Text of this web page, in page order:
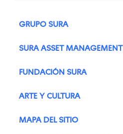
GRUPO SURA
SURA ASSET MANAGEMENT
FUNDACIÓN SURA
ARTE Y CULTURA
MAPA DEL SITIO